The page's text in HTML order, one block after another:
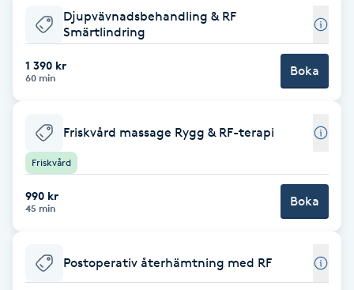
Brynfärgning
Bröllopsuppsättning
Celluliter
Coachning
Djupvävnadsbehandling & RF
Smärtlindring
1 390 kr
60 min Boka
Friskvård massage Rygg & RF-terapi
Friskvård
990 kr
45 min Boka
Postoperativ återhämtning med RF